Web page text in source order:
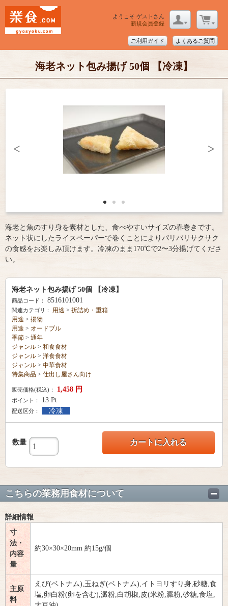
ようこそ ゲストさん
新規会員登録
ご利用ガイド よくあるご質問
海老ネット包み揚げ 50個 【冷凍】
< >
海老と魚のすり身を素材とした、食べやすいサイズの春巻きです。
ネット状にしたライスペーパーで巻くことによりパリパリサクサク
の食感をお楽しみ頂けます。冷凍のまま170℃で2〜3分揚げてくださ
い。
海老ネット包み揚げ 50個 【冷凍】
商品コード： 8516101001
関連カテゴリ： 用途 > 折詰め・重箱
用途 > 揚物
用途 > オードブル
季節 > 通年
ジャンル > 和食食材
ジャンル > 洋食食材
ジャンル > 中華食材
特集商品 > 仕出し屋さん向け
販売価格(税込)： 1,458 円
ポイント： 13 Pt
配送区分： 冷凍
数量 カートに入れる
こちらの業務用食材について
詳細情報
寸
法・
内容
量
約30×30×20mm 約15g/個
主原
料
えび(ベトナム),玉ねぎ(ベトナム),イトヨリすり身,砂糖,食
塩,卵白粉(卵を含む),澱粉,白胡椒,皮(米粉,澱粉,砂糖,食塩,